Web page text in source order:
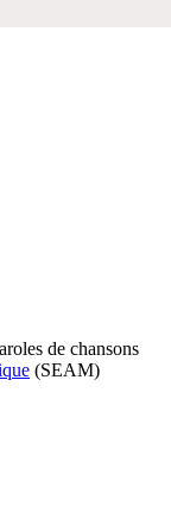
de chansons
(SEAM)